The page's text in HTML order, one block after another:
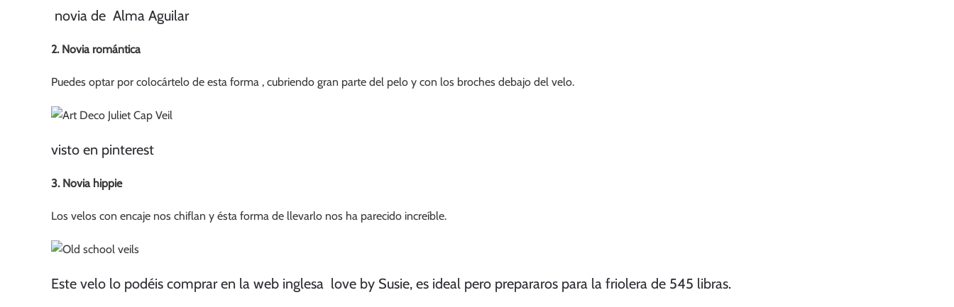
novia de Alma Aguilar
2. Novia romántica
Puedes optar por colocártelo de esta forma , cubriendo gran parte del pelo y con los broches debajo del velo.
visto en pinterest
3. Novia hippie
Los velos con encaje nos chiflan y ésta forma de llevarlo nos ha parecido increíble.
Este velo lo podéis comprar en la web inglesa love by Susie, es ideal pero prepararos para la friolera de 545 libras.